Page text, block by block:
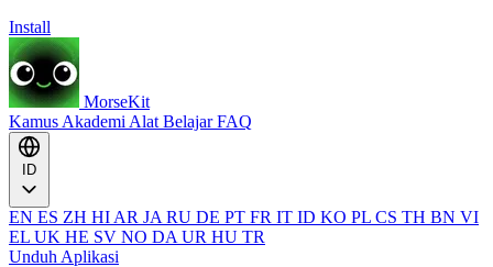
Install
MorseKit
Kamus Akademi Alat BelajarFAQ
EN ES ZH HI AR JA RU DE PT FR IT ID KO PL CS TH BN VI
EL UK HE SV NO DA UR HU TR
Unduh Aplikasi